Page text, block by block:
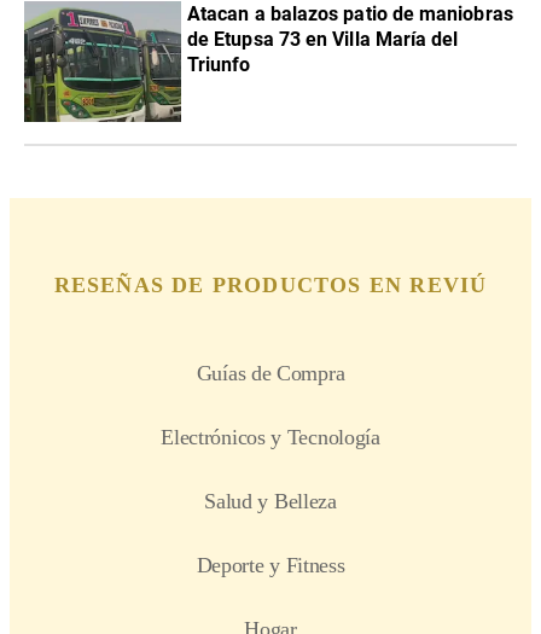
Atacan a balazos patio de maniobras
de Etupsa 73 en Villa María del
Triunfo